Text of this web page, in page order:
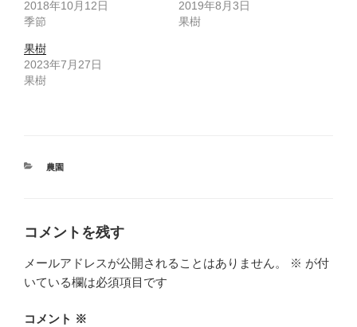
2018年10月12日
季節
2019年8月3日
果樹
果樹
2023年7月27日
果樹
カ
農園
コメントを残す
メールアドレスが公開されることはありません。 ※ が付
いている欄は必須項目です
コメント ※